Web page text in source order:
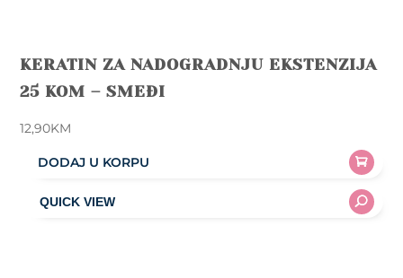
KERATIN ZA NADOGRADNJU EKSTENZIJA
25 KOM – SMEĐI
12,90KM
DODAJ U KORPU